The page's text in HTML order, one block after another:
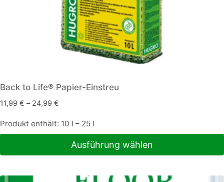
Back to Life® Papier-Einstreu
11,99 € – 24,99 €
Produkt enthält: 10 l – 25 l
Ausführung wählen
Produkt